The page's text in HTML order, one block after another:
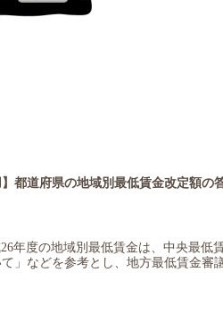
都道府県の地域別最低賃金改定額の
26年度の地域別最低賃金は、中央最低
」などを参考とし、地方最低賃金審